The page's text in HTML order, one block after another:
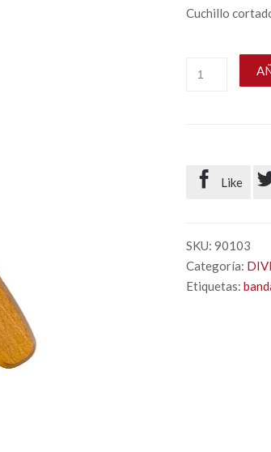
Cuchillo
 Like
SKU:90103
Categoría:
Etiquetas: